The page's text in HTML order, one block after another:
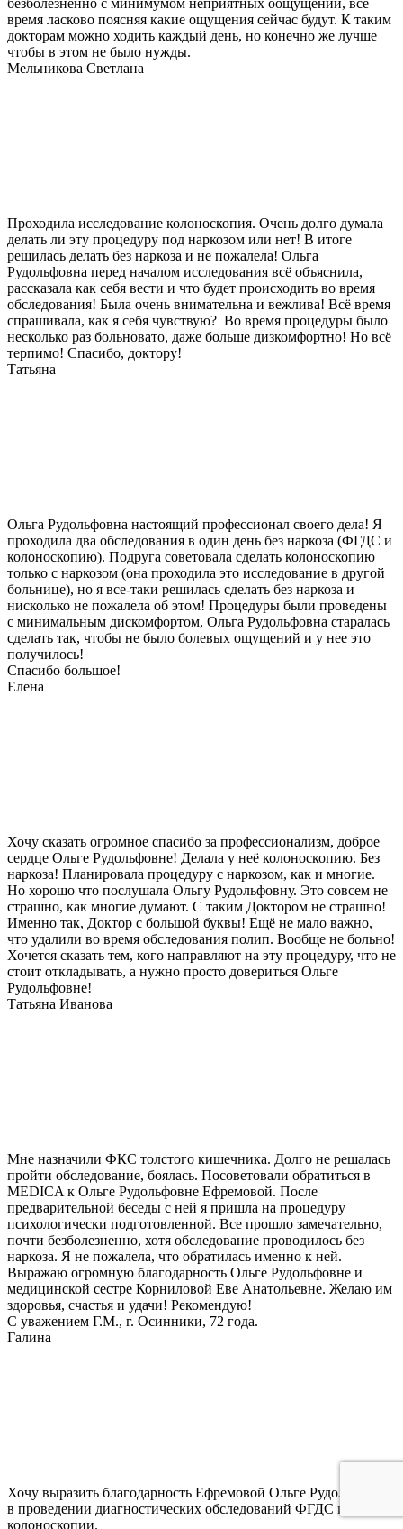
безболезненно с минимумом неприятных оощущений, всё
время ласково поясняя какие ощущения сейчас будут. К таким
докторам можно ходить каждый день, но конечно же лучше
чтобы в этом не было нужды.
Мельникова Светлана
Проходила исследование колоноскопия. Очень долго думала
делать ли эту процедуру под наркозом или нет! В итоге
решилась делать без наркоза и не пожалела! Ольга
Рудольфовна перед началом исследования всё объяснила,
рассказала как себя вести и что будет происходить во время
обследования! Была очень внимательна и вежлива! Всё время
спрашивала, как я себя чувствую? Во время процедуры было
несколько раз больновато, даже больше дизкомфортно! Но всё
терпимо! Спасибо, доктору!
Татьяна
Ольга Рудольфовна настоящий профессионал своего дела! Я
проходила два обследования в один день без наркоза (ФГДС и
колоноскопию). Подруга советовала сделать колоноскопию
только с наркозом (она проходила это исследование в другой
больнице), но я все-таки решилась сделать без наркоза и
нисколько не пожалела об этом! Процедуры были проведены
с минимальным дискомфортом, Ольга Рудольфовна старалась
сделать так, чтобы не было болевых ощущений и у нее это
получилось!
Спасибо большое!
Елена
Хочу сказать огромное спасибо за профессионализм, доброе
сердце Ольге Рудольфовне! Делала у неё колоноскопию. Без
наркоза! Планировала процедуру с наркозом, как и многие.
Но хорошо что послушала Ольгу Рудольфовну. Это совсем не
страшно, как многие думают. С таким Доктором не страшно!
Именно так, Доктор с большой буквы! Ещё не мало важно,
что удалили во время обследования полип. Вообще не больно!
Хочется сказать тем, кого направляют на эту процедуру, что не
стоит откладывать, а нужно просто довериться Ольге
Рудольфовне!
Татьяна Иванова
Мне назначили ФКС толстого кишечника. Долго не решалась
пройти обследование, боялась. Посоветовали обратиться в
MEDICA к Ольге Рудольфовне Ефремовой. После
предварительной беседы с ней я пришла на процедуру
психологически подготовленной. Все прошло замечательно,
почти безболезненно, хотя обследование проводилось без
наркоза. Я не пожалела, что обратилась именно к ней.
Выражаю огромную благодарность Ольге Рудольфовне и
медицинской сестре Корниловой Еве Анатольевне. Желаю им
здоровья, счастья и удачи! Рекомендую!
С уважением Г.М., г. Осинники, 72 года.
Галина
Хочу выразить благодарность Ефремовой Ольге Рудольфовна
в проведении диагностических обследований ФГДС и
колоноскопии.